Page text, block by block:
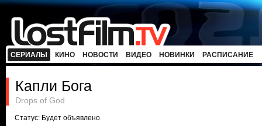
СЕРИАЛЫ КИНО НОВОСТИ ВИДЕО НОВИНКИ РАСПИСАНИЕ
Капли Бога
Drops of God
Статус: Будет объявлено